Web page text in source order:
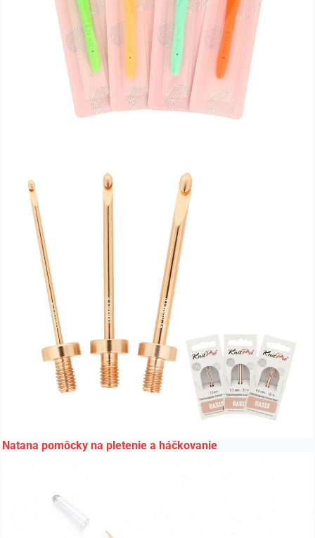
Natana pomôcky na pletenie a háčkovanie